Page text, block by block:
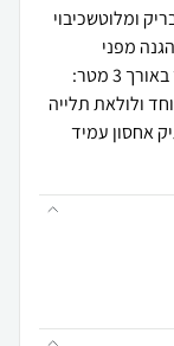
ומלוטשכיבוי
מפני
התחממות יתר תוך 30 דקותכבל ארוך במיוחד באורך 3 מטר:
ולולאת תלייה
אחסון עמיד